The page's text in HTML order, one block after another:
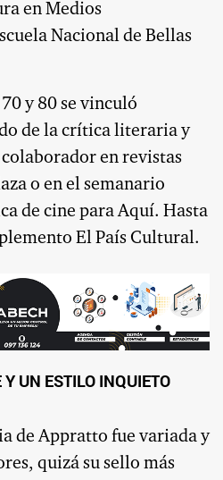
en Medios
Nacional de Bellas
y 80 se vinculó
de la crítica literaria y
en revistas
o en el semanario
de cine para Aquí. Hasta
El País Cultural.
UN ESTILO INQUIETO
de Appratto fue variada y
quizá su sello más